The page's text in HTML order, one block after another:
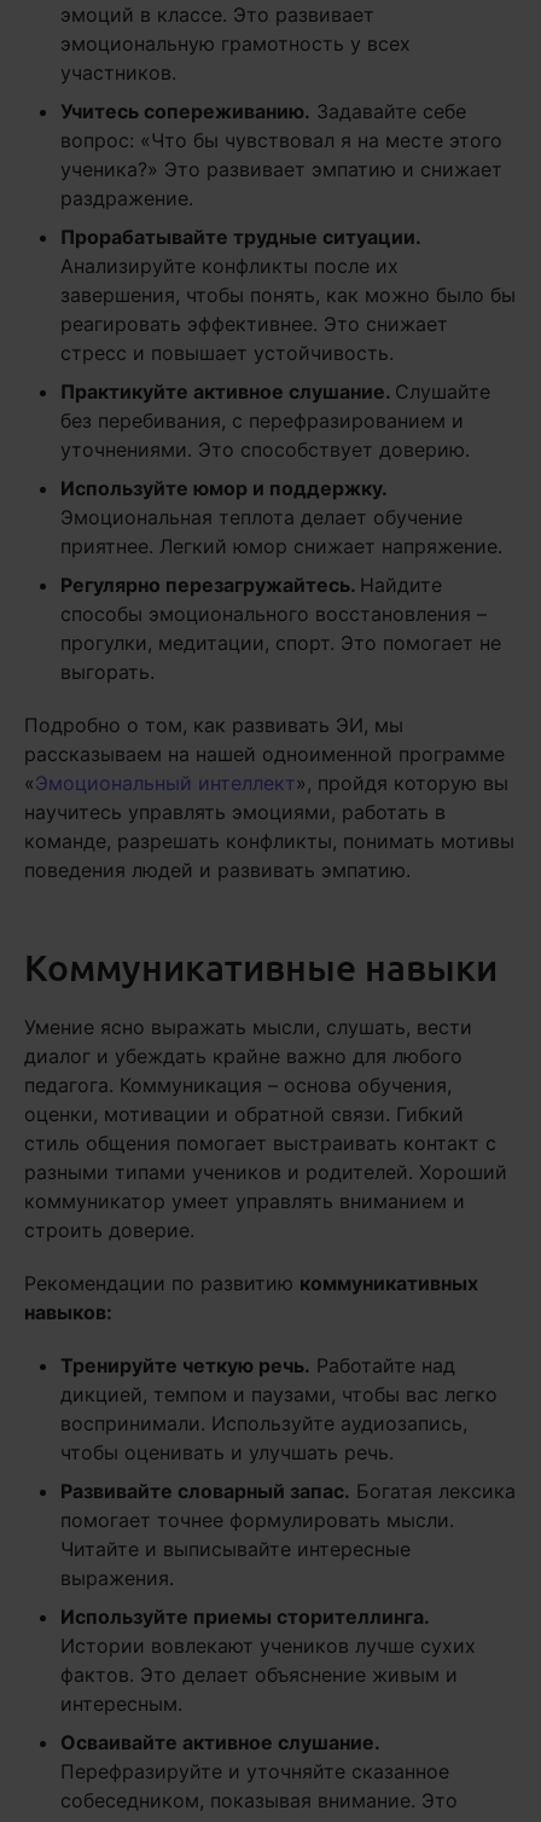
эмоций в классе. Это развивает
эмоциональную грамотность у всех
участников.
Учитесь сопереживанию. Задавайте себе
вопрос: «Что бы чувствовал я на месте этого
ученика?» Это развивает эмпатию и снижает
раздражение.
Прорабатывайте трудные ситуации.
Анализируйте конфликты после их
завершения, чтобы понять, как можно было бы
реагировать эффективнее. Это снижает
стресс и повышает устойчивость.
Практикуйте активное слушание. Слушайте
без перебивания, с перефразированием и
уточнениями. Это способствует доверию.
Используйте юмор и поддержку.
Эмоциональная теплота делает обучение
приятнее. Легкий юмор снижает напряжение.
Регулярно перезагружайтесь. Найдите
способы эмоционального восстановления –
прогулки, медитации, спорт. Это помогает не
выгорать.
Подробно о том, как развивать ЭИ, мы
рассказываем на нашей одноименной программе
«Эмоциональный интеллект», пройдя которую вы
научитесь управлять эмоциями, работать в
команде, разрешать конфликты, понимать мотивы
поведения людей и развивать эмпатию.
Коммуникативные навыки
Умение ясно выражать мысли, слушать, вести
диалог и убеждать крайне важно для любого
педагога. Коммуникация – основа обучения,
оценки, мотивации и обратной связи. Гибкий
стиль общения помогает выстраивать контакт с
разными типами учеников и родителей. Хороший
коммуникатор умеет управлять вниманием и
строить доверие.
Рекомендации по развитию коммуникативных
навыков:
Тренируйте четкую речь. Работайте над
дикцией, темпом и паузами, чтобы вас легко
воспринимали. Используйте аудиозапись,
чтобы оценивать и улучшать речь.
Развивайте словарный запас. Богатая лексика
помогает точнее формулировать мысли.
Читайте и выписывайте интересные
выражения.
Используйте приемы сторителлинга.
Истории вовлекают учеников лучше сухих
фактов. Это делает объяснение живым и
интересным.
Осваивайте активное слушание.
Перефразируйте и уточняйте сказанное
собеседником, показывая внимание. Это